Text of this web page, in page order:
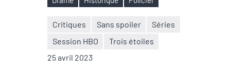
Étiquettes
Critiques Sans spoiler
Séries
Session HBO
Trois étoiles
25 avril 2023
Nicolas
Auger
Aucun
commentaire